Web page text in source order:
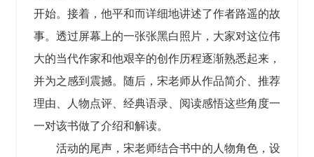
开始。接着，他平和而详细地讲述了作者路遥的故
事。透过屏幕上的一张张黑白照片，大家对这位伟
大的当代作家和他艰辛的创作历程逐渐熟悉起来，
并为之感到震撼。随后，宋老师从作品简介、推荐
理由、人物点评、经典语录、阅读感悟这些角度一
一对该书做了介绍和解读。
活动的尾声，宋老师结合书中的人物角色，设